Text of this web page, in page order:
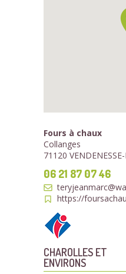
Fours à chaux
Collanges
71120
06 21 87 07 46
https://
CHAROLLES ET
ENVIRONS